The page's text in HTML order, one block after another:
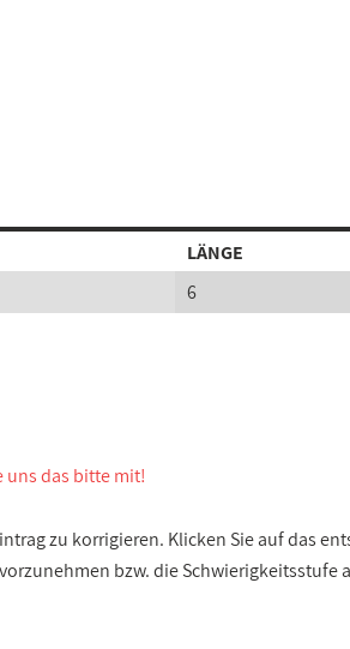
LÄNGE
6
uns das bitte mit!
zu korrigieren. Klicken Sie auf das
bzw. die Schwierigkeitsstufe